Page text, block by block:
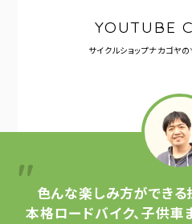
YOUTUBE
サイクルショップナカゴヤの
色んな楽しみ方ができる
本格ロードバイク、子供車